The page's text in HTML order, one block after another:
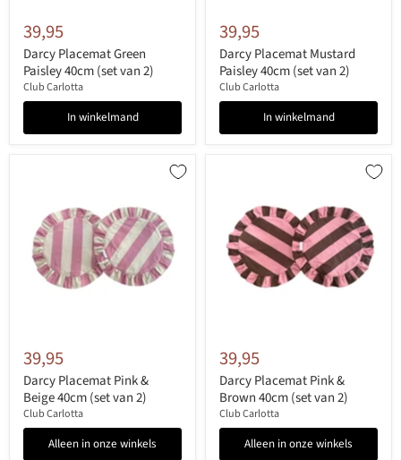
39,95
Darcy Placemat Green
Paisley 40cm (set van 2)
Club Carlotta
In winkelmand
39,95
Darcy Placemat Mustard
Paisley 40cm (set van 2)
Club Carlotta
In winkelmand
39,95
Darcy Placemat Pink &
Beige 40cm (set van 2)
Club Carlotta
Alleen in onze winkels
39,95
Darcy Placemat Pink &
Brown 40cm (set van 2)
Club Carlotta
Alleen in onze winkels